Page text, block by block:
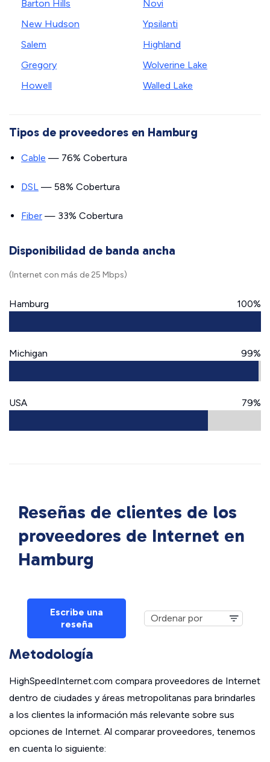
Barton Hills
New Hudson
Salem
Gregory
Howell
Novi
Ypsilanti
Highland
Wolverine Lake
Walled Lake
Tipos de proveedores en Hamburg
Cable — 76% Cobertura
DSL — 58% Cobertura
Fiber — 33% Cobertura
Disponibilidad de banda ancha
(Internet con más de 25 Mbps)
Hamburg 100%
Michigan 99%
USA 79%
Reseñas de clientes de los
proveedores de Internet en
Hamburg
Escribe una
reseña
Metodología
HighSpeedInternet.com compara proveedores de Internet
dentro de ciudades y áreas metropolitanas para brindarles
a los clientes la información más relevante sobre sus
opciones de Internet. Al comparar proveedores, tenemos
en cuenta lo siguiente: